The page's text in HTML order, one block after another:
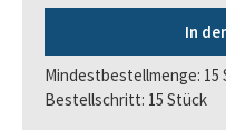
In
Mindestbestellmenge: 15
Bestellschritt: 15 Stück